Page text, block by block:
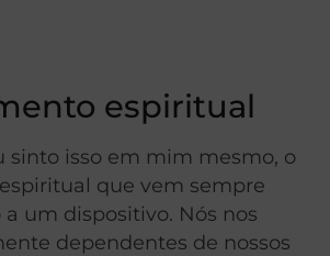
espiritual
sinto isso em mim mesmo, o
que vem sempre
um dispositivo. Nós nos
dependentes de nossos